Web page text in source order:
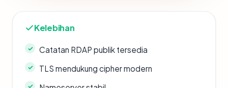
Kelebihan
Catatan RDAP publik tersedia
TLS mendukung cipher modern